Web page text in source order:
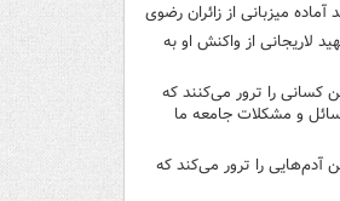
میزبانی از زائران رضوی
لاریجانی از واکنش او به
کسانی را ترور می‌کنند که
و مشکلات جامعه ما
آدم‌هایی را ترور می‌کند که